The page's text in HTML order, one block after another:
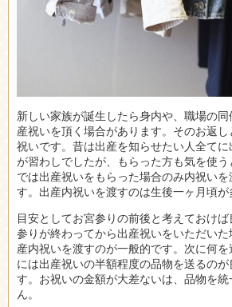
新しい家族が誕生したら身内や、職場の
産祝いを頂く場合があります。 そのお返
祝いです。昔は出産を知らせたい人全て
が習わしでしたが、もらった方も気を使
では出産祝いをもらった場合のみ内祝い
す。出産内祝いを渡すのは生後一ヶ月頃が
目安としてお宮参りの前後と考えておけ
参りが終わってから出産祝いをいただい
産内祝いを渡すのが一般的です。次に何
には出産祝いの半額程度の品物を送るの
す。お祝いの金額が大差ないは、品物を
ん。